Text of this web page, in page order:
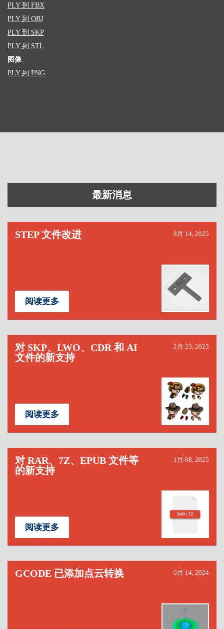
PLY 到 FBX
PLY 到 OBJ
PLY 到 SKP
PLY 到 STL
图像
PLY 到 PNG
最新消息
STEP 文件改进 8月 14, 2025
阅读更多
对 SKP、LWO、CDR 和 AI
文件的新支持
2月 23, 2025
阅读更多
对 RAR、7Z、EPUB 文件等
的新支持
1月 08, 2025
阅读更多
GCODE 已添加点云转换 6月 14, 2024